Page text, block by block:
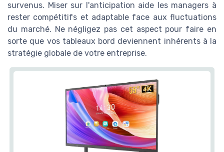
survenus. Miser sur l'anticipation aide les managers à
rester compétitifs et adaptable face aux fluctuations
du marché. Ne négligez pas cet aspect pour faire en
sorte que vos tableaux bord deviennent inhérents à la
stratégie globale de votre entreprise.